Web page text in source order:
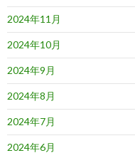
2024年11月
2024年10月
2024年9月
2024年8月
2024年7月
2024年6月